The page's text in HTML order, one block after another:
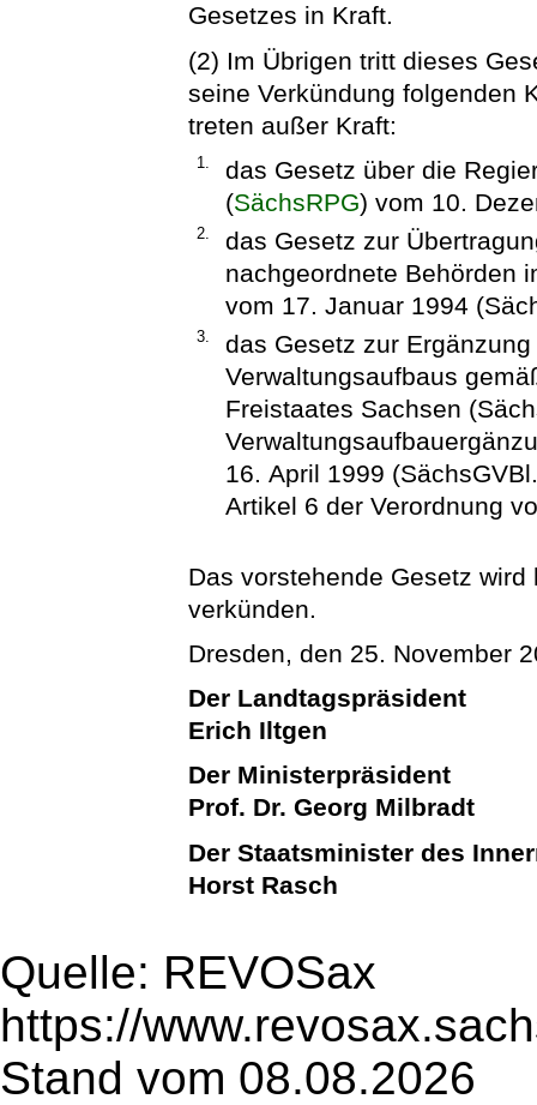
Gesetzes in Kraft.
(2) Im Übrigen tritt dieses
seine Verkündung folgenden
treten außer Kraft:
1.
das Gesetz über die
(SächsRPG) vom 10.
2.
das Gesetz zur
nachgeordnete Behörden
vom 17. Januar 1994
3.
das Gesetz zur
Verwaltungsaufbaus
Freistaates Sachsen
16. April 1999
Artikel 6 der Verordnung
Das vorstehende Gesetz
verkünden.
Dresden, den 25. November
Der Landtagspräsident
Erich Iltgen
Der Ministerpräsident
Prof. Dr. Georg Milbradt
Der Staatsminister des
Horst Rasch
Quelle: REVOSax
https://
Stand vom 08.08.2026